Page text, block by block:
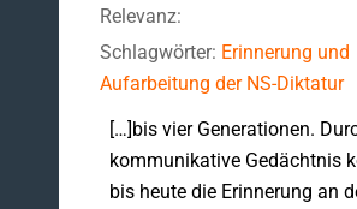
Relevanz:
Schlagwörter: Erinnerung und
Aufarbeitung der NS-Diktatur
[…]bis vier Generationen.
kommunikative Gedächtnis
bis heute die Erinnerung an